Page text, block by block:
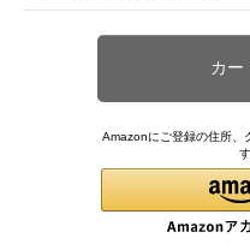
Amazonにご登録の住所、